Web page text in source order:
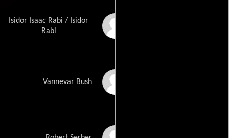
Isidor Isaac Rabi / Isidor
Rabi
Vannevar Bush